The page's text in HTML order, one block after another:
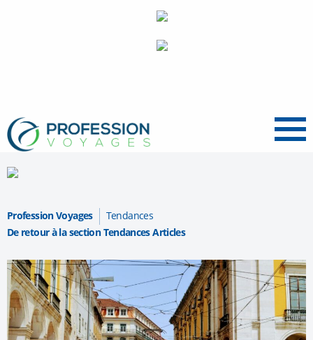
Menu
Profession Voyages
Tendances
De retour à la section Tendances Articles